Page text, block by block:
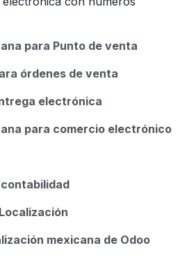
para Punto de venta
órdenes de venta
electrónica
para comercio electrónico
mexicana de Odoo